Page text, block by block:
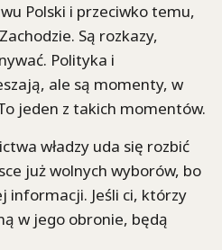
Polski i przeciwko temu,
Są rozkazy,
Polityka i
ale są momenty, w
jeden z takich momentów.
władzy uda się rozbić
już wolnych wyborów, bo
informacji. Jeśli ci, którzy
w jego obronie, będą